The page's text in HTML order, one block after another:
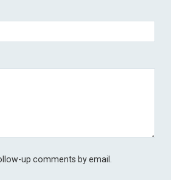
up comments by email.